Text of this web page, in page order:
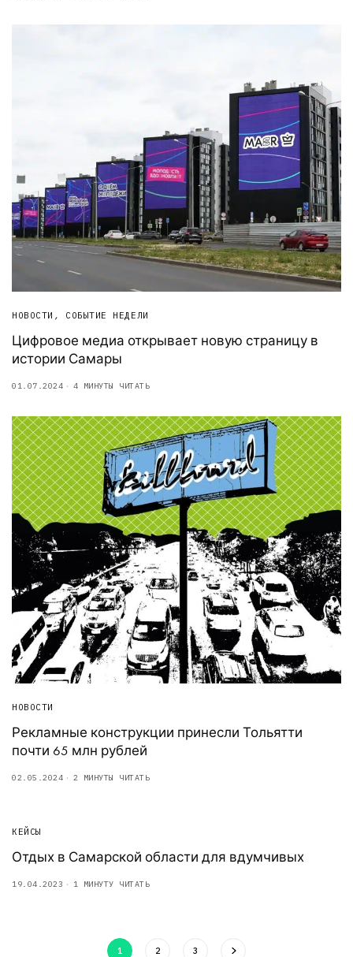
НОВОСТИ , СОБЫТИЕ НЕДЕЛИ
Цифровое медиа открывает новую страницу в
истории Самары
01.07.2024 4 МИНУТЫ ЧИТАТЬ
НОВОСТИ
Рекламные конструкции принесли Тольятти
почти 65 млн рублей
02.05.2024 2 МИНУТЫ ЧИТАТЬ
КЕЙСЫ
Отдых в Самарской области для вдумчивых
19.04.2023 1 МИНУТУ ЧИТАТЬ
1 2 3